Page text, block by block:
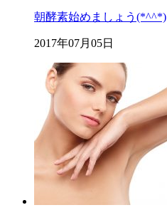
朝酵素始めましょう(*^^*)
2017年07月05日